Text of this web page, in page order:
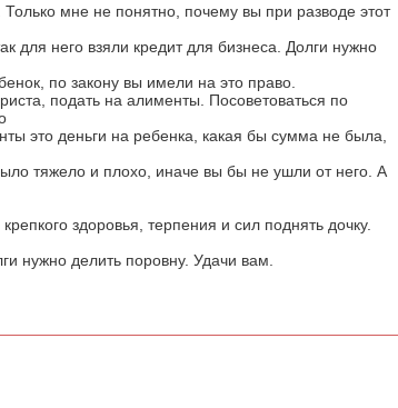
мне не понятно, почему вы при разводе этот
для него взяли кредит для бизнеса. Долги нужно
по закону вы имели на это право.
подать на алименты. Посоветоваться по
это деньги на ребенка, какая бы сумма не была,
тяжело и плохо, иначе вы бы не ушли от него. А
здоровья, терпения и сил поднять дочку.
нужно делить поровну. Удачи вам.